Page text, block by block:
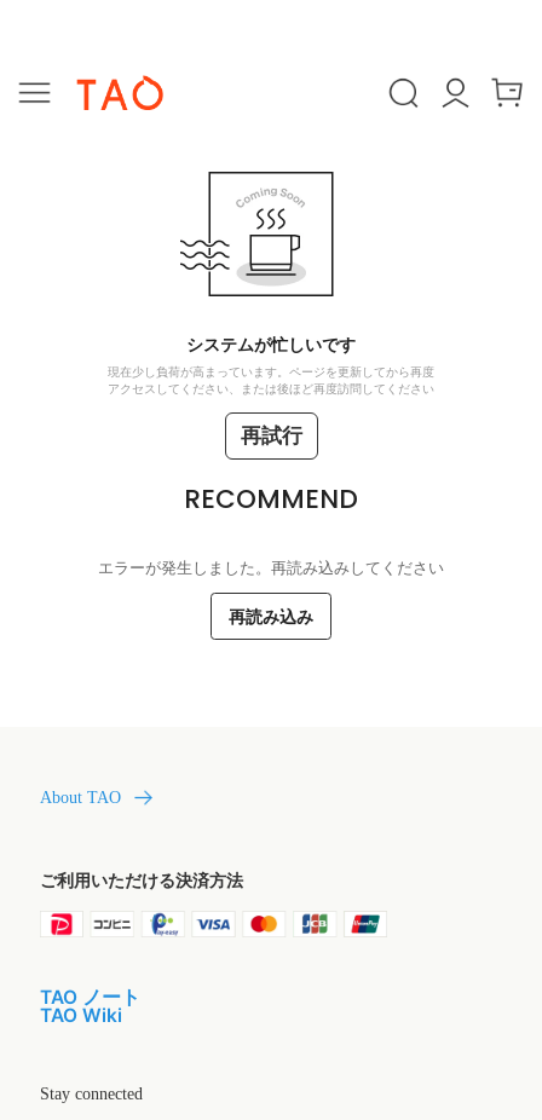
システムが忙しいです
現在少し負荷が高まっています。ページを更新してから再度
アクセスしてください、または後ほど再度訪問してください
再試行
RECOMMEND
エラーが発生しました。再読み込みしてください
再読み込み
About TAO
ご利用いただける決済方法
TAO ノート
TAO Wiki
Stay connected